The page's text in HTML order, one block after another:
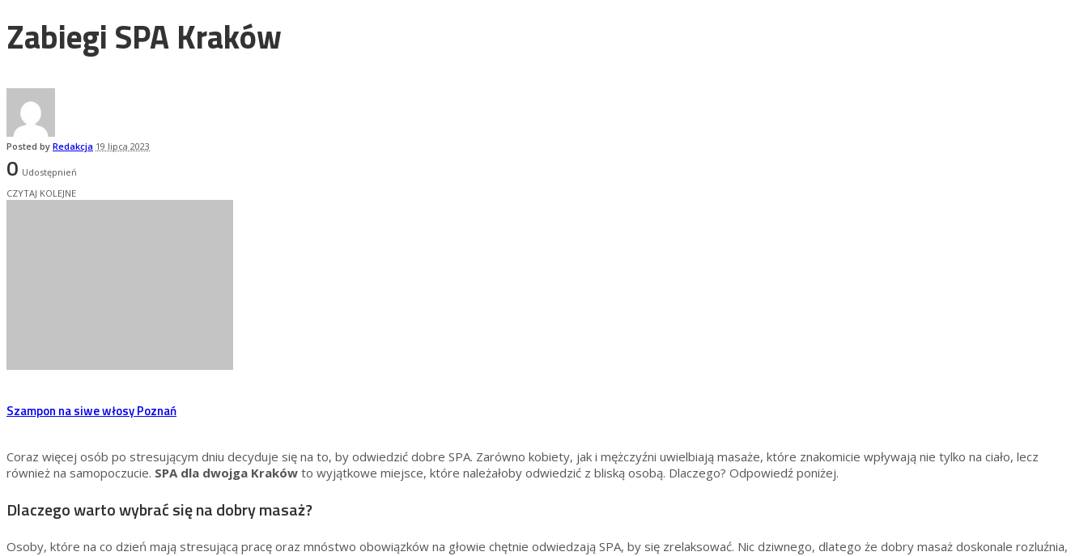
Zabiegi SPA Kraków
Posted by Redakcja 19 lipca 2023
0 Udostępnień
CZYTAJ KOLEJNE
Szampon na siwe włosy Poznań
Coraz więcej osób po stresującym dniu decyduje się na to, by odwiedzić dobre SPA. Zarówno kobiety, jak i mężczyźni uwielbiają masaże, które znakomicie wpływają nie tylko na ciało, lecz
również na samopoczucie. SPA dla dwojga Kraków to wyjątkowe miejsce, które należałoby odwiedzić z bliską osobą. Dlaczego? Odpowiedź poniżej.
Dlaczego warto wybrać się na dobry masaż?
Osoby, które na co dzień mają stresującą pracę oraz mnóstwo obowiązków na głowie chętnie odwiedzają SPA, by się zrelaksować. Nic dziwnego, dlatego że dobry masaż doskonale rozluźnia,